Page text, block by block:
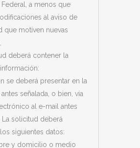
a menos que
al aviso de
que motiven nuevas
deberá contener la
se deberá presentar en la
señalada, o bien, vía
al e-mail antes
La solicitud deberá
siguientes datos:
y domicilio o medio